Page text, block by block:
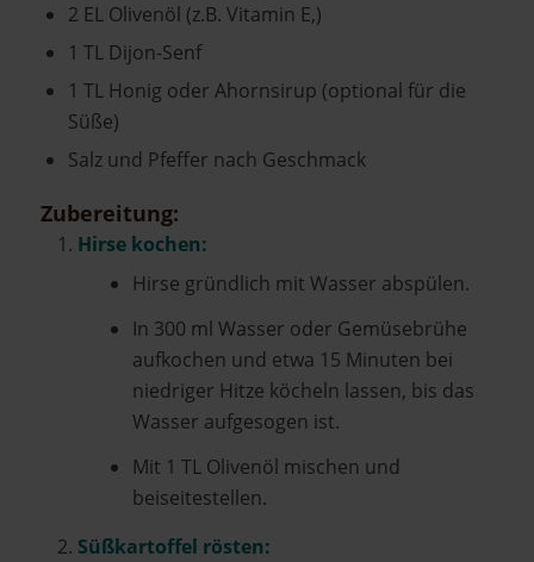
2 EL Olivenöl (z.B. Vitamin E,)
1 TL Dijon-Senf
1 TL Honig oder Ahornsirup (optional für die
Süße)
Salz und Pfeffer nach Geschmack
Zubereitung:
Hirse kochen:
Hirse gründlich mit Wasser abspülen.
In 300 ml Wasser oder Gemüsebrühe
aufkochen und etwa 15 Minuten bei
niedriger Hitze köcheln lassen, bis das
Wasser aufgesogen ist.
Mit 1 TL Olivenöl mischen und
beiseitestellen.
Süßkartoffel rösten: